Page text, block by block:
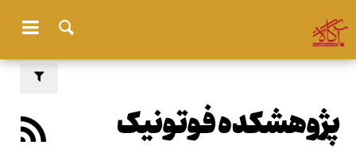
پژوهشکده فوتونیک